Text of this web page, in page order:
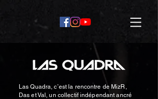
Las Quadra, c’est la rencontre de MizR,
Das et Val, un collectif indépendant ancré